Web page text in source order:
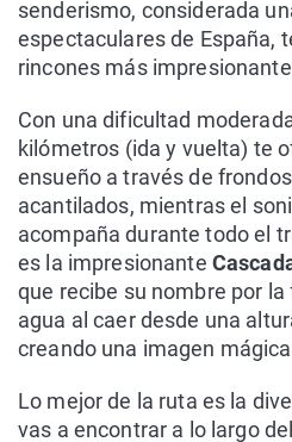
senderismo, considerada
espectaculares de España,
rincones más
Con una dificultad
kilómetros (ida y vuelta) te
ensueño a través de
acantilados, mientras el
acompaña durante todo el
es la impresionante
que recibe su nombre por la
agua al caer desde una
creando una imagen
Lo mejor de la ruta es la
vas a encontrar a lo largo